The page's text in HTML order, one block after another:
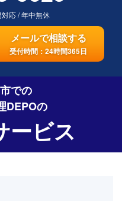
応/年中無休
メールで相談する
受付時間：24時間365日
での
DEPOの
ービス